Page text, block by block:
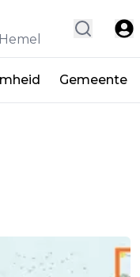
Gemeente